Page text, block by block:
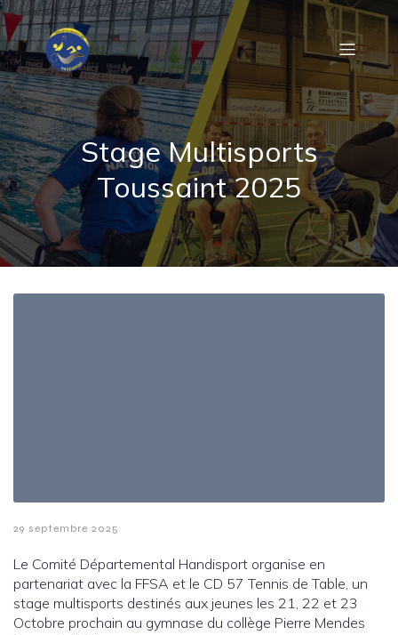
Stage Multisports
Toussaint 2025
29 septembre 2025
Le Comité Départemental Handisport organise en
partenariat avec la FFSA et le CD 57 Tennis de Table, un
stage multisports destinés aux jeunes les 21, 22 et 23
Octobre prochain au gymnase du collège Pierre Mendes